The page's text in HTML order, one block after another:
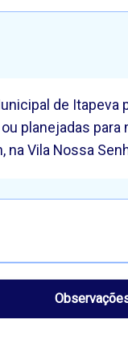
de Itapeva
planejadas
Vila Nossa